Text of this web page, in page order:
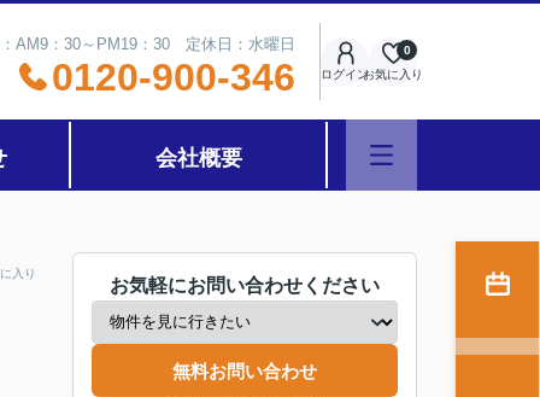
AM9：30～PM19：30 定休日：水曜日
0120-900-346 ログインお気に入り
0
会社概要
入り
お気軽にお問い合わせください
無料お問い合わせ